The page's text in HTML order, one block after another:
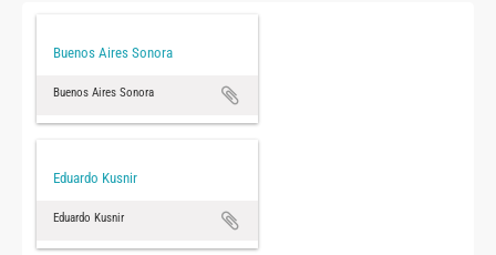
Buenos Aires Sonora
Buenos Aires Sonora
Eduardo Kusnir
Eduardo Kusnir